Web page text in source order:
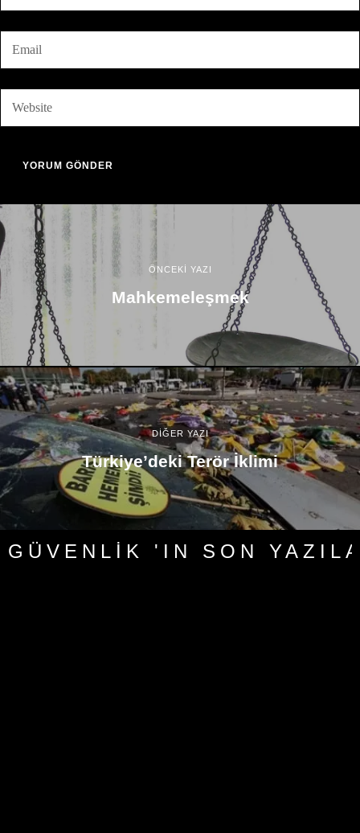
ÖNCEKİ YAZI
Mahkemeleşmek
DİĞER YAZI
Türkiye’deki Terör İklimi
GÜVENLIK 'IN SON